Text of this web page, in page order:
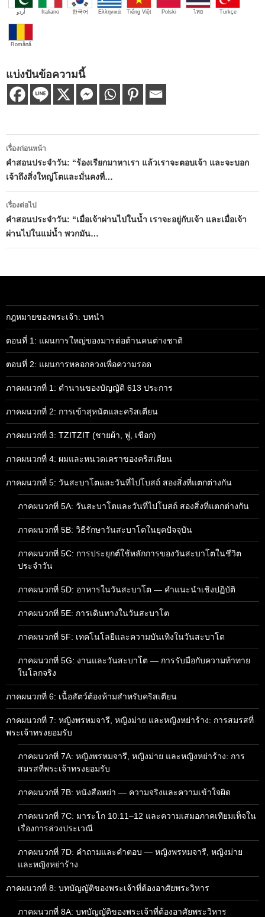
اُردو Italiano 한국어 Ελληνικά Tiếng Việt Polski ไทย Türkçe
Română
แบ่งปันข้อความนี้
เมนู
นำทาง
เรื่อง
เรื่องก่อนหน้า
คำสอนประจำวัน: “ร้องเรียกมาหาเรา แล้วเราจะตอบเจ้า และจะบอก
เจ้าถึงสิ่งใหญ่โตและมั่นคงที่…
เรื่องต่อไป
คำสอนประจำวัน: “เมื่อเจ้าผ่านไปในน้ำ เราจะอยู่กับเจ้า และเมื่อเจ้า
ผ่านไปในแม่น้ำ พวกมัน…
กฎหมายของพระเจ้า: บทนำ
ตอนที่ 1: แผนการใหญ่ของมารต่อต้านคนต่างชาติ
ตอนที่ 2: แผนการหลอกลวงเพื่อความรอด
ภาคผนวกที่ 1: ตำนานของบัญญัติ 613 ประการ
ภาคผนวกที่ 2: การเข้าสุหนัตและคริสเตียน
ภาคผนวกที่ 3: TZITZIT (ชายผ้า, พู่, เชือก)
ภาคผนวกที่ 4: ผมและหนวดเคราของคริสเตียน
ภาคผนวกที่ 5: วันสะบาโตและวันที่ไปโบสถ์ สองสิ่งที่แตกต่างกัน
ภาคผนวกที่ 5A: วันสะบาโตและวันที่ไปโบสถ์ สองสิ่งที่แตกต่างกัน
ภาคผนวกที่ 5B: วิธีรักษาวันสะบาโตในยุคปัจจุบัน
ภาคผนวกที่ 5C: การประยุกต์ใช้หลักการของวันสะบาโตในชีวิต
ประจำวัน
ภาคผนวกที่ 5D: อาหารในวันสะบาโต — คำแนะนำเชิงปฏิบัติ
ภาคผนวกที่ 5E: การเดินทางในวันสะบาโต
ภาคผนวกที่ 5F: เทคโนโลยีและความบันเทิงในวันสะบาโต
ภาคผนวกที่ 5G: งานและวันสะบาโต — การรับมือกับความท้าทาย
ในโลกจริง
ภาคผนวกที่ 6: เนื้อสัตว์ต้องห้ามสำหรับคริสเตียน
ภาคผนวกที่ 7: หญิงพรหมจารี, หญิงม่าย และหญิงหย่าร้าง: การสมรสที่
พระเจ้าทรงยอมรับ
ภาคผนวกที่ 7A: หญิงพรหมจารี, หญิงม่าย และหญิงหย่าร้าง: การ
สมรสที่พระเจ้าทรงยอมรับ
ภาคผนวกที่ 7B: หนังสือหย่า — ความจริงและความเข้าใจผิด
ภาคผนวกที่ 7C: มาระโก 10:11–12 และความเสมอภาคเทียมเท็จใน
เรื่องการล่วงประเวณี
ภาคผนวกที่ 7D: คำถามและคำตอบ — หญิงพรหมจารี, หญิงม่าย
และหญิงหย่าร้าง
ภาคผนวกที่ 8: บทบัญญัติของพระเจ้าที่ต้องอาศัยพระวิหาร
ภาคผนวกที่ 8A: บทบัญญัติของพระเจ้าที่ต้องอาศัยพระวิหาร